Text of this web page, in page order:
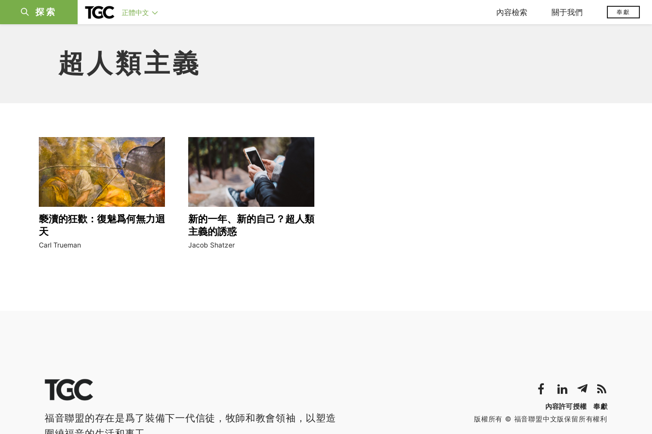
探索 正體中文 內容檢索 關于我們 奉獻
超人類主義
褻瀆的狂歡：復魅爲何無力迴
天
Carl Trueman
新的一年、新的自己？超人類
主義的誘惑
Jacob Shatzer
福音聯盟的存在是爲了裝備下一代信徒，牧師和教會領袖，以塑造
內容許可授權
奉獻
版權所有 © 福音聯盟中文版保留所有權利